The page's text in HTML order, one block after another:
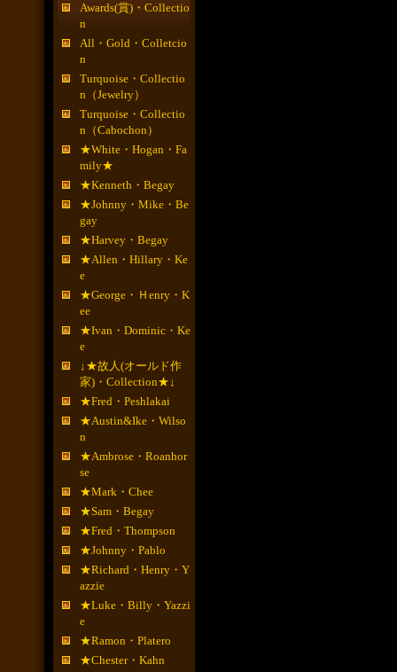
Awards(賞)・Collectio
n
All・Gold・Colletcio
n
Turquoise・Collectio
n（Jewelry）
Turquoise・Collectio
n（Cabochon）
★White・Hogan・Fa
mily★
★Kenneth・Begay
★Johnny・Mike・Be
gay
★Harvey・Begay
★Allen・Hillary・Ke
e
★George・Ｈenry・K
ee
★Ivan・Dominic・Ke
e
↓★故人(オールド作
家)・Collection★↓
★Fred・Peshlakai
★Austin&Ike・Wilso
n
★Ambrose・Roanhor
se
★Mark・Chee
★Sam・Begay
★Fred・Thompson
★Johnny・Pablo
★Richard・Henry・Y
azzie
★Luke・Billy・Yazzi
e
★Ramon・Platero
★Chester・Kahn